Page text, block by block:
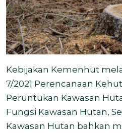
Kebijakan Kemenhut
7/2021 Perencanaan
Peruntukan Kawasan
Fungsi Kawasan Hutan,
Kawasan Hutan bahkan